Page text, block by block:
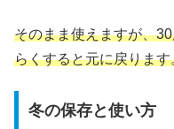
そのまま使えますが、
らくすると元に戻ります
冬の保存と使い方